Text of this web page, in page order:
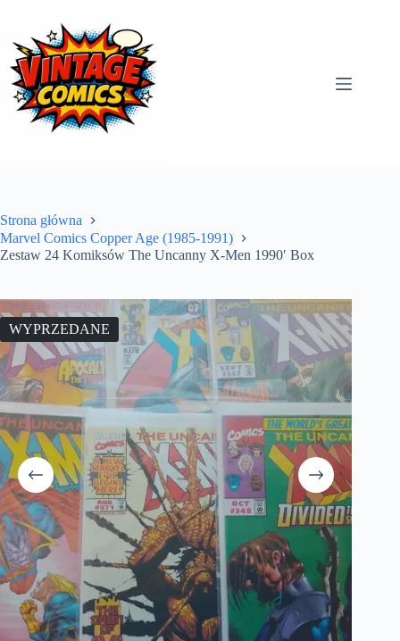
treści
Strona główna
Marvel Comics Copper Age (1985-1991)
Zestaw 24 Komiksów The Uncanny X-Men 1990′ Box
WYPRZEDANE